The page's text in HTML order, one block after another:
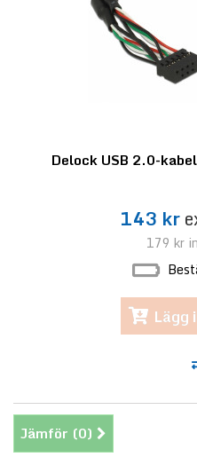
Delock USB 2.0-
143 kr
179 kr
Lägg
Jämför (0)